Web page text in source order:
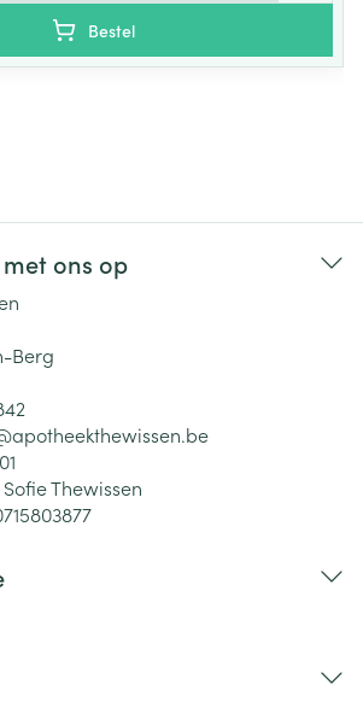
Bestel
ons op
Berg
apotheekthewissen.be
Sofie Thewissen